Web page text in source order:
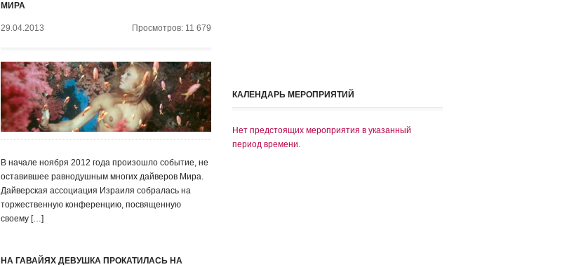
МИРА
29.04.2013 Просмотров: 11 679
В начале ноября 2012 года произошло событие, не
оставившее равнодушным многих дайверов Мира.
Дайверская ассоциация Израиля собралась на
торжественную конференцию, посвященную
своему […]
НА ГАВАЙЯХ ДЕВУШКА ПРОКАТИЛАСЬ НА
КАЛЕНДАРЬ МЕРОПРИЯТИЙ
Нет предстоящих мероприятия в указанный
период времени.